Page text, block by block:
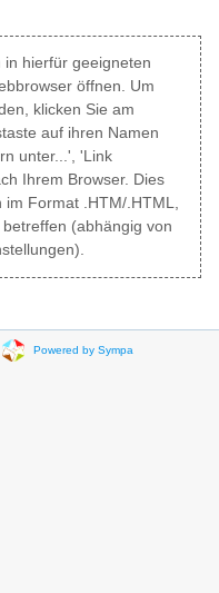
in hierfür geeigneten
öffnen. Um
klicken Sie am
auf ihren Namen
unter...', 'Link
Ihrem Browser. Dies
im Format .HTM/.HTML,
betreffen (abhängig von
Powered by Sympa